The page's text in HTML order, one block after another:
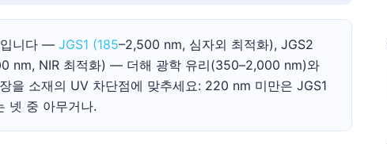
입니다 — JGS1 (185–2,500 nm, 심자외 최적화), JGS2
nm, NIR 최적화) — 더해 광학 유리(350–2,000 nm)와
을 소재의 UV 차단점에 맞추세요: 220 nm 미만은 JGS1
넷 중 아무거나.